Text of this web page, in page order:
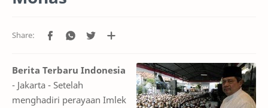
Berita Terbaru Indonesia
- Jakarta - Setelah
menghadiri perayaan Imlek